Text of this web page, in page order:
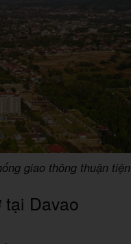
giao thông thuận tiện
Davao